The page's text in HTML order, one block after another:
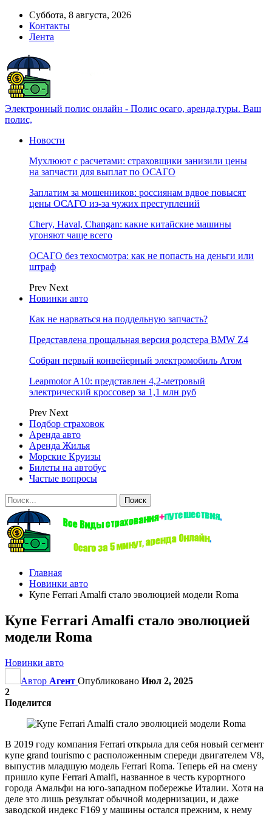
Суббота, 8 августа, 2026
Контакты
Лента
Электронный полис онлайн - Полис осаго, аренда,туры. Ваш
полис,
Новости
Мухлюют с расчетами: страховщики занизили цены
на запчасти для выплат по ОСАГО
Заплатим за мошенников: россиянам вдвое повысят
цены ОСАГО из-за чужих преступлений
Chery, Haval, Changan: какие китайские машины
угоняют чаще всего
ОСАГО без техосмотра: как не попасть на деньги или
штраф
Prev Next
Новинки авто
Как не нарваться на поддельную запчасть?
Представлена прощальная версия родстера BMW Z4
Собран первый конвейерный электромобиль Атом
Leapmotor A10: представлен 4,2-метровый
электрический кроссовер за 1,1 млн руб
Prev Next
Подбор страховок
Аренда авто
Аренда Жилья
Морские Круизы
Билеты на автобус
Частые вопросы
Главная
Новинки авто
Купе Ferrari Amalfi стало эволюцией модели Roma
Купе Ferrari Amalfi стало эволюцией
модели Roma
Новинки авто
Автор Агент Опубликовано Июл 2, 2025
2
Поделится
В 2019 году компания Ferrari открыла для себя новый сегмент
купе grand tourismo с расположенным спереди двигателем V8,
выпустив младшую модель Ferrari Roma. Теперь ей на смену
пришло купе Ferrari Amalfi, названное в честь курортного
города Амальфи на юго-западном побережье Италии. Хотя на
деле это лишь результат обычной модернизации, и даже
заводской индекс F169 у машины остался прежним, к нему